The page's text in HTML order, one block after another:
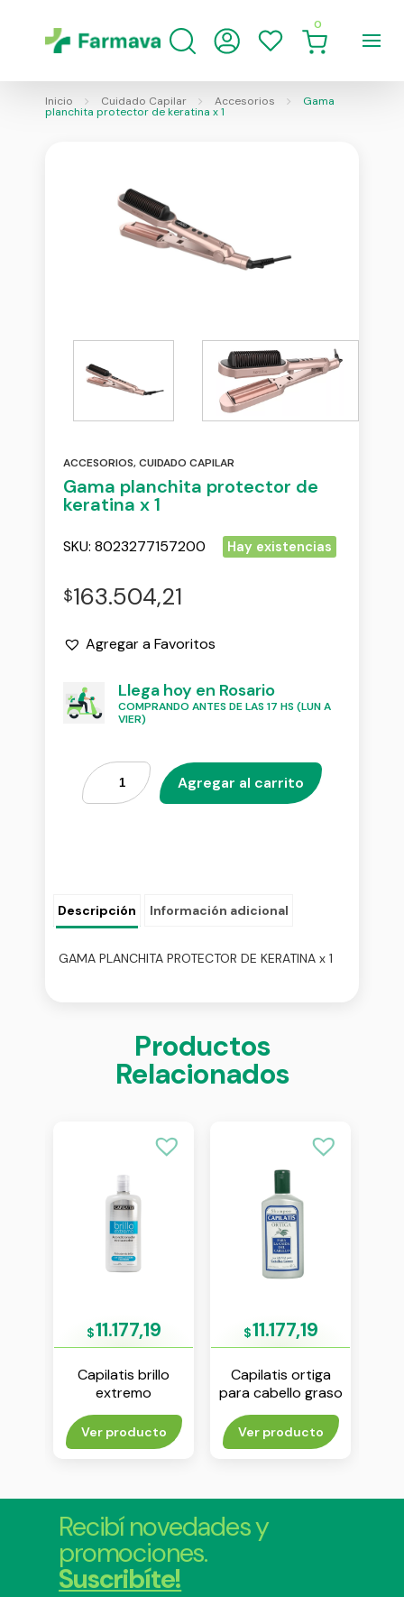
0
Inicio Cuidado Capilar Accesorios Gama
planchita protector de keratina x 1
ACCESORIOS,CUIDADO CAPILAR
Gama planchita protector de
keratina x 1
SKU: 8023277157200 Hay existencias
$163.504,21
Agregar a Favoritos
Llega hoy en Rosario
COMPRANDO ANTES DE LAS 17 HS (LUN A
VIER)
Agregar al carrito
Descripción Información adicional
GAMA PLANCHITA PROTECTOR DE KERATINA x 1
Productos
Relacionados
$11.177,19
Capilatis brillo
extremo
acondicionador x
420 ml
Ver producto
$11.177,19
Capilatis ortiga
para cabello graso
shampoo x 410 ml
Ver producto
Recibí novedades y
promociones.
Suscribíte!